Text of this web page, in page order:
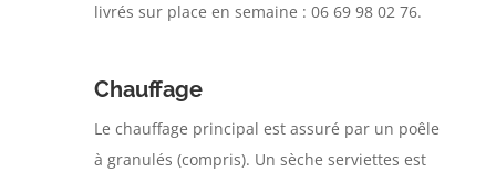
livrés sur place en semaine : 06 69 98 02 76.
Chauffage
Le chauffage principal est assuré par un poêle
à granulés (compris). Un sèche serviettes est